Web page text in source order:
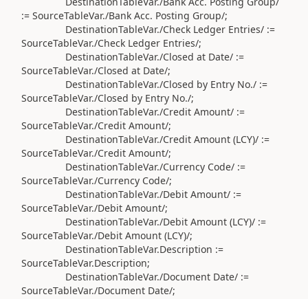
:= SourceTableVar./Bank Acc. Posting Group/;
DestinationTableVar./Check Ledger Entries/ :=
SourceTableVar./Check Ledger Entries/;
DestinationTableVar./Closed at Date/ :=
SourceTableVar./Closed at Date/;
DestinationTableVar./Closed by Entry No./ :=
SourceTableVar./Closed by Entry No./;
DestinationTableVar./Credit Amount/ :=
SourceTableVar./Credit Amount/;
DestinationTableVar./Credit Amount (LCY)/ :=
SourceTableVar./Credit Amount/;
DestinationTableVar./Currency Code/ :=
SourceTableVar./Currency Code/;
DestinationTableVar./Debit Amount/ :=
SourceTableVar./Debit Amount/;
DestinationTableVar./Debit Amount (LCY)/ :=
SourceTableVar./Debit Amount (LCY)/;
DestinationTableVar.Description :=
SourceTableVar.Description;
DestinationTableVar./Document Date/ :=
SourceTableVar./Document Date/;